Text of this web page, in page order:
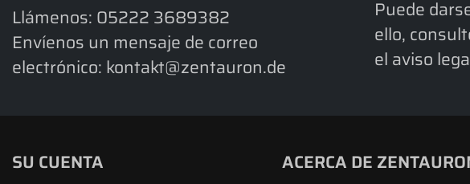
Llámenos: 05222 3689382
Envíenos un mensaje de correo
electrónico: kontakt@zentauron.de
Puede
ello,
el aviso
SU CUENTA
ACERCA DE